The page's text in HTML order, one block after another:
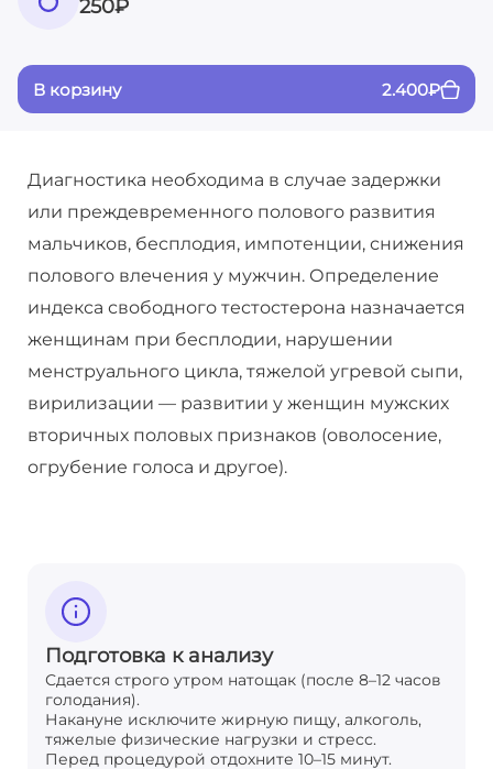
250₽
В корзину 2.400₽
Диагностика необходима в случае задержки
или преждевременного полового развития
мальчиков, бесплодия, импотенции, снижения
полового влечения у мужчин. Определение
индекса свободного тестостерона назначается
женщинам при бесплодии, нарушении
менструального цикла, тяжелой угревой сыпи,
вирилизации — развитии у женщин мужских
вторичных половых признаков (оволосение,
огрубение голоса и другое).
Подготовка к анализу
Сдается строго утром натощак (после 8–12 часов
голодания).
Накануне исключите жирную пищу, алкоголь,
тяжелые физические нагрузки и стресс.
Перед процедурой отдохните 10–15 минут.